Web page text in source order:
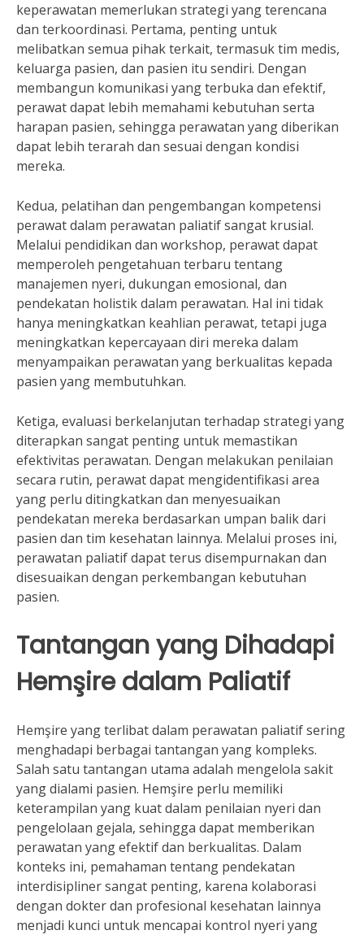
keperawatan memerlukan strategi yang terencana
dan terkoordinasi. Pertama, penting untuk
melibatkan semua pihak terkait, termasuk tim medis,
keluarga pasien, dan pasien itu sendiri. Dengan
membangun komunikasi yang terbuka dan efektif,
perawat dapat lebih memahami kebutuhan serta
harapan pasien, sehingga perawatan yang diberikan
dapat lebih terarah dan sesuai dengan kondisi
mereka.
Kedua, pelatihan dan pengembangan kompetensi
perawat dalam perawatan paliatif sangat krusial.
Melalui pendidikan dan workshop, perawat dapat
memperoleh pengetahuan terbaru tentang
manajemen nyeri, dukungan emosional, dan
pendekatan holistik dalam perawatan. Hal ini tidak
hanya meningkatkan keahlian perawat, tetapi juga
meningkatkan kepercayaan diri mereka dalam
menyampaikan perawatan yang berkualitas kepada
pasien yang membutuhkan.
Ketiga, evaluasi berkelanjutan terhadap strategi yang
diterapkan sangat penting untuk memastikan
efektivitas perawatan. Dengan melakukan penilaian
secara rutin, perawat dapat mengidentifikasi area
yang perlu ditingkatkan dan menyesuaikan
pendekatan mereka berdasarkan umpan balik dari
pasien dan tim kesehatan lainnya. Melalui proses ini,
perawatan paliatif dapat terus disempurnakan dan
disesuaikan dengan perkembangan kebutuhan
pasien.
Tantangan yang Dihadapi
Hemşire dalam Paliatif
Hemşire yang terlibat dalam perawatan paliatif sering
menghadapi berbagai tantangan yang kompleks.
Salah satu tantangan utama adalah mengelola sakit
yang dialami pasien. Hemşire perlu memiliki
keterampilan yang kuat dalam penilaian nyeri dan
pengelolaan gejala, sehingga dapat memberikan
perawatan yang efektif dan berkualitas. Dalam
konteks ini, pemahaman tentang pendekatan
interdisipliner sangat penting, karena kolaborasi
dengan dokter dan profesional kesehatan lainnya
menjadi kunci untuk mencapai kontrol nyeri yang